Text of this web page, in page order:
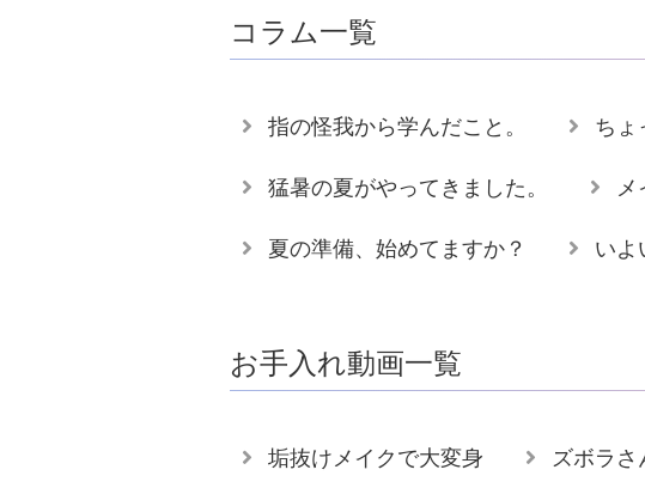
コラム一覧
指の怪我から学んだこと。 ちょ
猛暑の夏がやってきました。
夏の準備、始めてますか？ いよ
お手入れ動画一覧
垢抜けメイクで大変身 ズボラ